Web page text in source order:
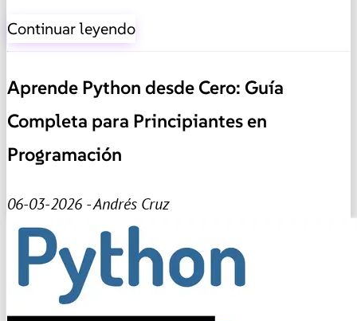
Continuar leyendo
Aprende Python desde Cero: Guía
Completa para Principiantes en
Programación
06-03-2026 - Andrés Cruz